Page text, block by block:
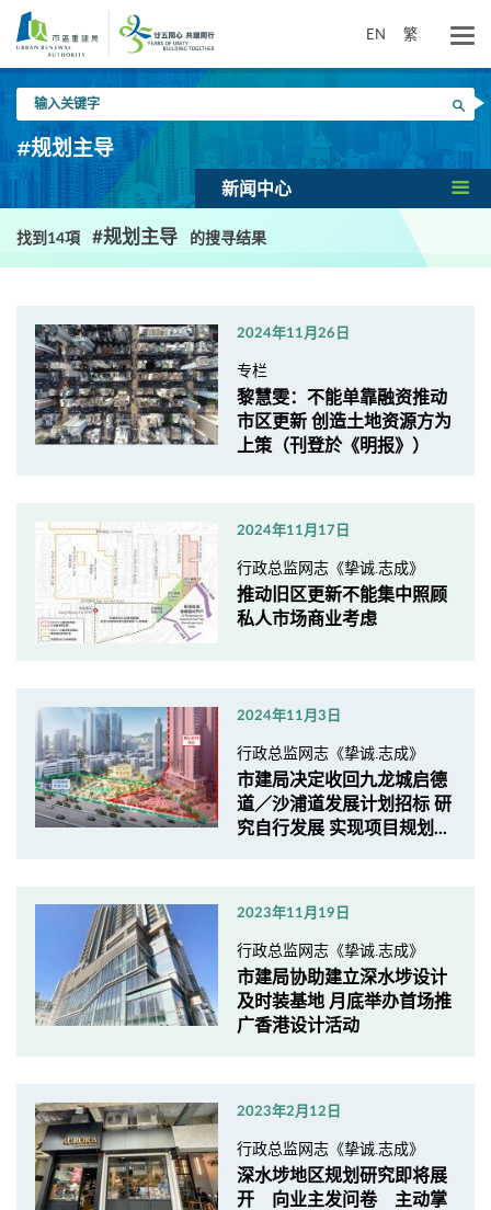
要
EN 繁
入
关
键
搜寻
#规划主导
新闻中心
找到14項 #规划主导 的搜寻结果
2024年11月26日
专栏
黎慧雯：不能单靠融资推动
市区更新 创造土地资源方为
上策（刊登於《明报》）
2024年11月17日
行政总监网志《挚诚.志成》
推动旧区更新不能集中照顾
私人市场商业考虑
2024年11月3日
行政总监网志《挚诚.志成》
市建局决定收回九龙城启德
道／沙浦道发展计划招标 研
究自行发展 实现项目规划...
2023年11月19日
行政总监网志《挚诚.志成》
市建局协助建立深水埗设计
及时装基地 月底举办首场推
广香港设计活动
2023年2月12日
行政总监网志《挚诚.志成》
深水埗地区规划研究即将展
开 向业主发问卷 主动掌